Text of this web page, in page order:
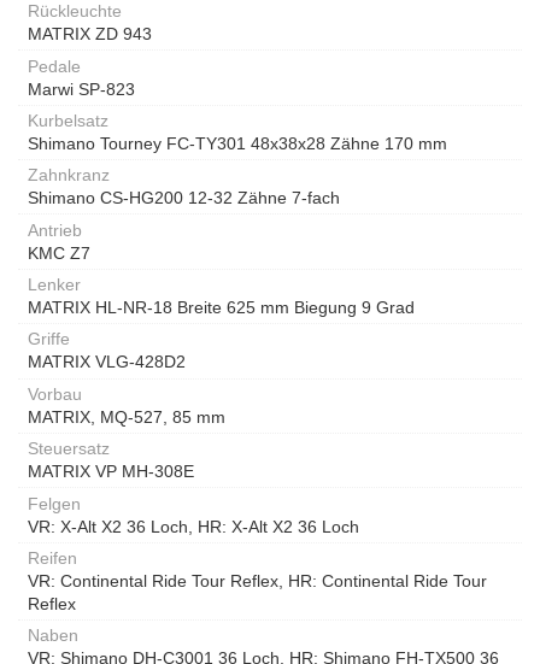
Rückleuchte
MATRIX ZD 943
Pedale
Marwi SP-823
Kurbelsatz
Shimano Tourney FC-TY301 48x38x28 Zähne 170 mm
Zahnkranz
Shimano CS-HG200 12-32 Zähne 7-fach
Antrieb
KMC Z7
Lenker
MATRIX HL-NR-18 Breite 625 mm Biegung 9 Grad
Griffe
MATRIX VLG-428D2
Vorbau
MATRIX, MQ-527, 85 mm
Steuersatz
MATRIX VP MH-308E
Felgen
VR: X-Alt X2 36 Loch, HR: X-Alt X2 36 Loch
Reifen
VR: Continental Ride Tour Reflex, HR: Continental Ride Tour
Reflex
Naben
VR: Shimano DH-C3001 36 Loch, HR: Shimano FH-TX500 36